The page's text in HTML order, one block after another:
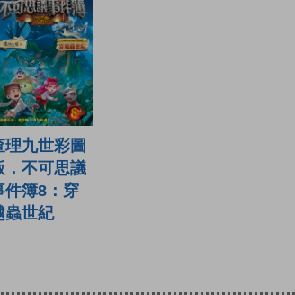
理九世彩圖
．不可思議
件簿8：穿
蟲世紀